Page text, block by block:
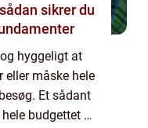
sikrer du
hyggeligt at
eller måske hele
Et sådant
budgettet –